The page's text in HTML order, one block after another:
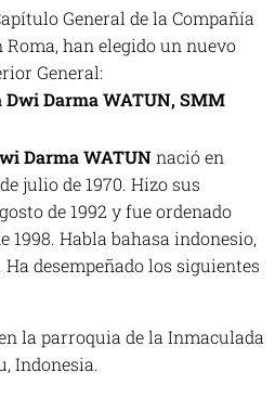
General de la Compañía
han elegido un nuevo
General:
Dwi Darma WATUN, SMM
Darma WATUNnació en
julio de 1970. Hizo sus
de 1992 y fue ordenado
1998. Habla bahasa indonesio,
desempeñado los siguientes
la parroquia de la Inmaculada
Indonesia.